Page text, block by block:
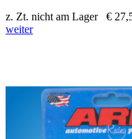
z. Zt. nicht am Lager
€
weiter